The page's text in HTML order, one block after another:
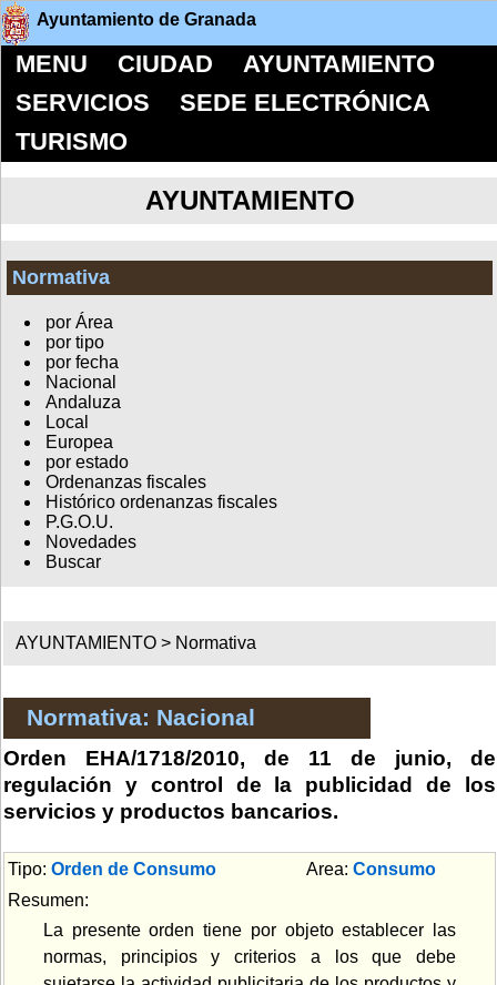
Ayuntamiento de Granada
MENU CIUDAD
AYUNTAMIENTO
SERVICIOS
SEDE ELECTRÓNICA
TURISMO
AYUNTAMIENTO
Normativa
por Área
por tipo
por fecha
Nacional
Andaluza
Local
Europea
por estado
Ordenanzas fiscales
Histórico ordenanzas fiscales
P.G.O.U.
Novedades
Buscar
AYUNTAMIENTO > Normativa
Normativa: Nacional
Orden EHA/1718/2010, de 11 de junio, de
regulación y control de la publicidad de los
servicios y productos bancarios.
Tipo: Orden de Consumo Area: Consumo
Resumen:
La presente orden tiene por objeto establecer las
normas, principios y criterios a los que debe